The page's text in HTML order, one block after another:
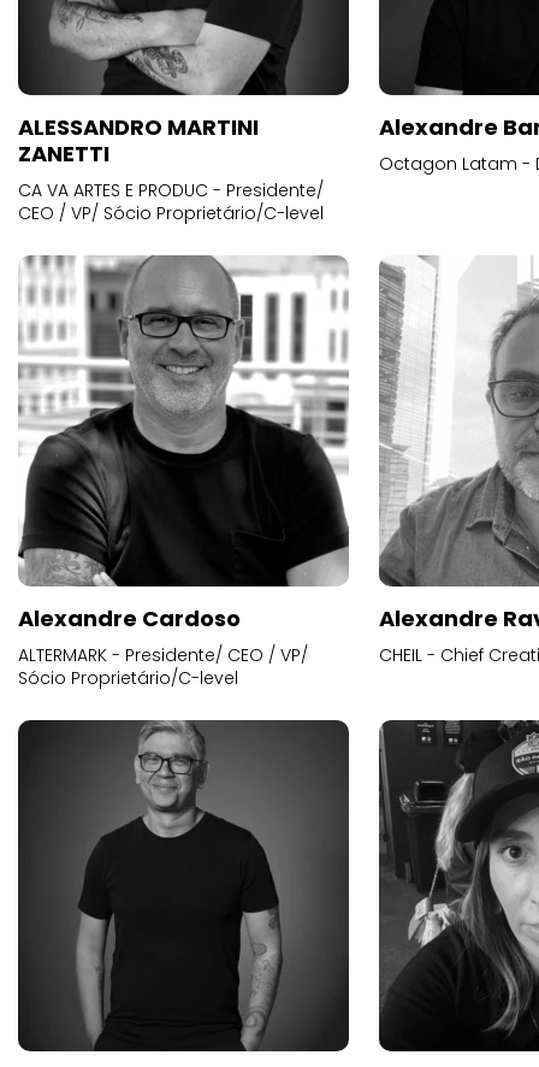
ALESSANDRO MARTINI
ZANETTI
CA VA ARTES E PRODUC - Presidente/
CEO / VP/ Sócio Proprietário/C-level
Alexandre
Octagon Latam -
Alexandre Cardoso
ALTERMARK - Presidente/ CEO / VP/
Sócio Proprietário/C-level
Alexandre
CHEIL - Chief